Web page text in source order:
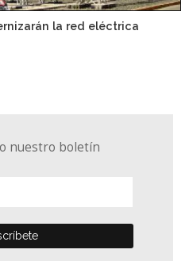
la red eléctrica
nuestro boletín